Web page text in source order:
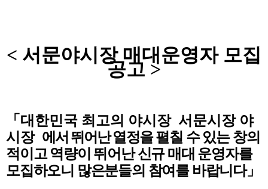
< 서문야시장 매대운영자 모집
공고 >
「대한민국 최고의 야시장 서문시장 야
시장 에서 뛰어난 열정을 펼칠 수 있는 창의
적이고 역량이 뛰어난 신규 매대 운영자를
모집하오니 많은분들의 참여를 바랍니다」